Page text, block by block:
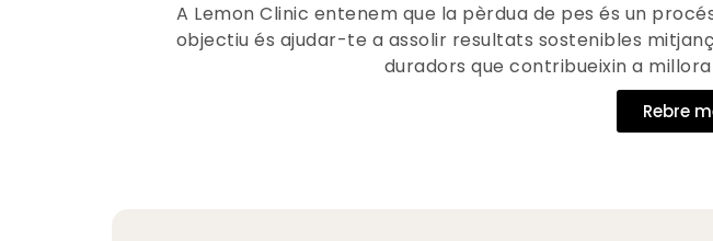
A Lemon Clinic entenem que la pèrdua de pes és un
objectiu és ajudar-te a assolir resultats sostenibles
duradors que contribueixin a
Rebre